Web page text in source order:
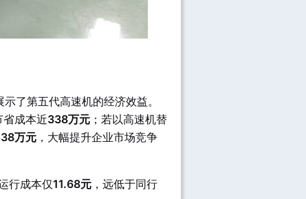
了第五代高速机的经济效益。
成本近338万元 ；若以高速机替
万元 ，大幅提升企业市场竞争
行成本仅11.68元 ，远低于同行